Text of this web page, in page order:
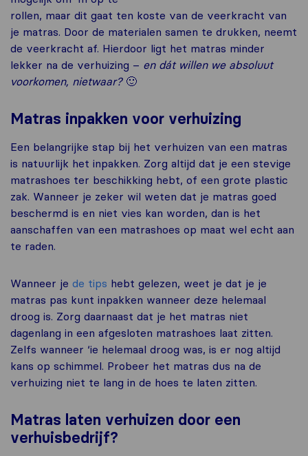
rollen, maar dit gaat ten koste van de veerkracht van
je matras. Door de materialen samen te drukken, neemt
de veerkracht af. Hierdoor ligt het matras minder
lekker na de verhuizing – en dát willen we absoluut
voorkomen, nietwaar?🙂
Matras inpakken voor verhuizing
Een belangrijke stap bij het verhuizen van een matras
is natuurlijk het inpakken. Zorg altijd dat je een stevige
matrashoes ter beschikking hebt, of een grote plastic
zak. Wanneer je zeker wil weten dat je matras goed
beschermd is en niet vies kan worden, dan is het
aanschaffen van een matrashoes op maat wel echt aan
te raden.
Wanneer je de tips hebt gelezen, weet je dat je je
matras pas kunt inpakken wanneer deze helemaal
droog is. Zorg daarnaast dat je het matras niet
dagenlang in een afgesloten matrashoes laat zitten.
Zelfs wanneer ‘ie helemaal droog was, is er nog altijd
kans op schimmel. Probeer het matras dus na de
verhuizing niet te lang in de hoes te laten zitten.
Matras laten verhuizen door een
verhuisbedrijf?